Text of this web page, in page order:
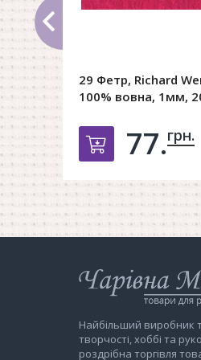
29 Фетр, Richard
100% вовна, 1мм,
Добавить
77.грн.
Інтернет-
магазин
Мить
Найбільший виробник
творчості, хоббі та
роздрібна торгівля